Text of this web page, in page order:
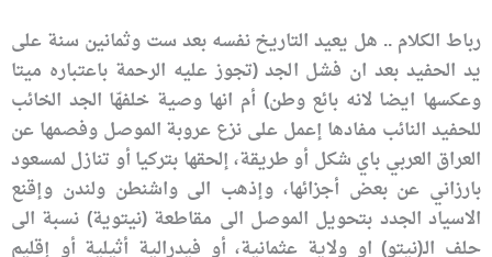
رباط الكلام .. هل يعيد التاريخ نفسه بعد ست وثمانين سنة على
يد الحفيد بعد ان فشل الجد (تجوز عليه الرحمة باعتباره ميتا
وعكسها ايضا لانه بائع وطن) أم انها وصية خلفهّا الجد الخائب
للحفيد النائب مفادها إعمل على نزع عروبة الموصل وفصمها عن
العراق العربي باي شكل أو طريقة، إلحقها بتركيا أو تنازل لمسعود
بارزاني عن بعض أجزائها، وإذهب الى واشنطن ولندن وإقنع
الاسياد الجدد بتحويل الموصل الى مقاطعة (نيتوية) نسبة الى
حلف الـ(نيتو) او ولاية عثمانية، أو فيدرالية أثيلية أو إقليم